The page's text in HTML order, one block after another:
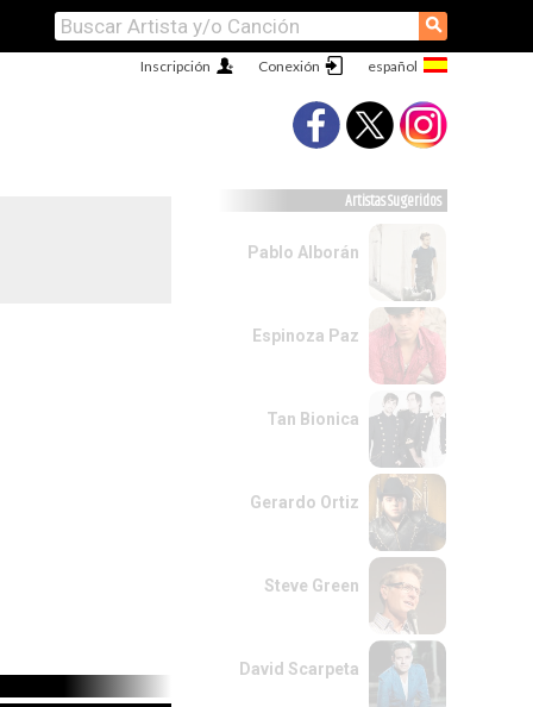
⚲
Conexión
Inscripción
Artistas Sugeridos
Pablo Alborán
Espinoza Paz
Tan Bionica
Gerardo Ortiz
Steve Green
David Scarpeta